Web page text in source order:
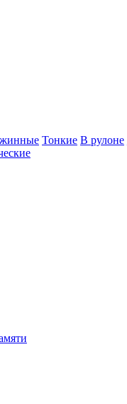
Тонкие В рулоне